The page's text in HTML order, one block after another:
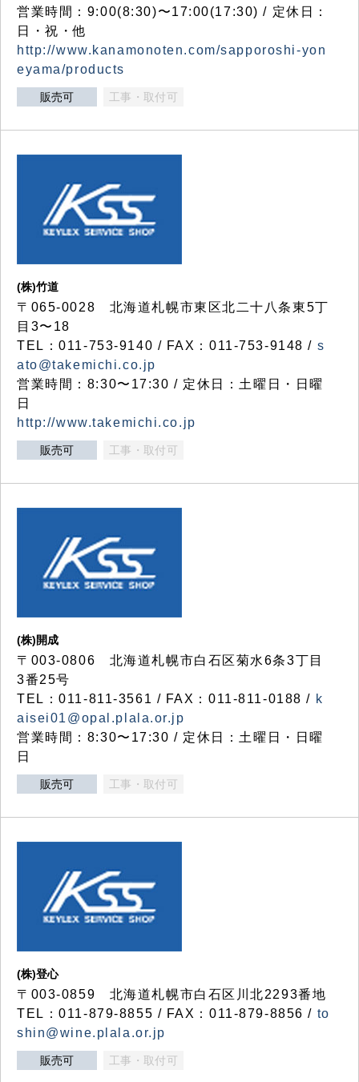
営業時間：9:00(8:30)〜17:00(17:30) / 定休日：
日・祝・他
http://www.kanamonoten.com/sapporoshi-yon
eyama/products
販売可 工事・取付可
(株)竹道
〒065-0028 北海道札幌市東区北二十八条東5丁
目3〜18
TEL：011-753-9140 / FAX：011-753-9148 / s
ato@takemichi.co.jp
営業時間：8:30〜17:30 / 定休日：土曜日・日曜
日
http://www.takemichi.co.jp
販売可 工事・取付可
(株)開成
〒003-0806 北海道札幌市白石区菊水6条3丁目
3番25号
TEL：011-811-3561 / FAX：011-811-0188 / k
aisei01@opal.plala.or.jp
営業時間：8:30〜17:30 / 定休日：土曜日・日曜
日
販売可 工事・取付可
(株)登心
〒003-0859 北海道札幌市白石区川北2293番地
TEL：011-879-8855 / FAX：011-879-8856 / to
shin@wine.plala.or.jp
販売可 工事・取付可